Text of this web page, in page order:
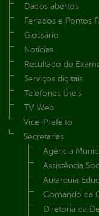
Dados abertos
Feriados e Pontos
Glossário
Notícias
Resultado de
Serviços digitais
Telefones Úteis
TV Web
Vice-Prefeito
Secretarias
Agência
Assistência
Autarquia
Comando da
Diretoria da